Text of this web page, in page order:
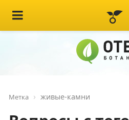
Метка живые-камни